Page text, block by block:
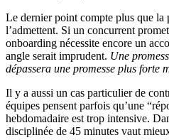
Le dernier point compte plus que la
l’admettent. Si un concurrent
onboarding nécessite encore un
angle serait imprudent. Une
dépassera une promesse plus forte
Il y a aussi un cas particulier de
équipes pensent parfois qu’une
hebdomadaire est trop intensive.
disciplinée de 45 minutes vaut